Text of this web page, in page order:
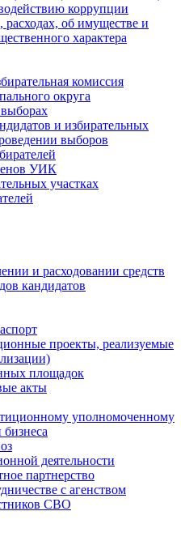
коррупции
расходах, об имуществе и
характера
комиссия
округа
выборах
и избирательных
выборов
УИК
участках
и расходовании средств
кандидатов
проекты, реализуемые
площадок
акты
уполномоченному
деятельности
партнерство
с агенством
СВО